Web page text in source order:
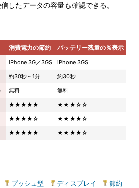
したデータの容量も確認できる。
消費電力の節約 バッテリー残量の％表示
iPhone 3G／3GS
iPhone 3GS
約30秒～1分
約30秒
無料
無料
★★★★★
★★★☆☆
★★★★☆
★★★★☆
★★★★★ ★★★★☆
プッシュ型 ディスプレイ 節約